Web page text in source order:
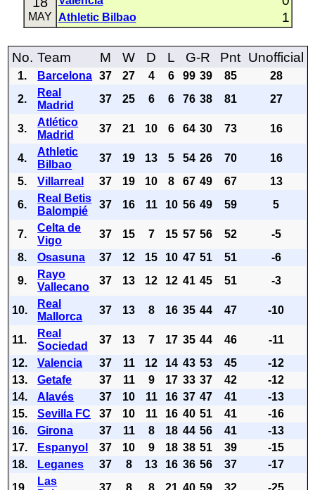
MAY Athletic Bilbao 1
No. Team M W D L G-R Pnt Unofficial
1. Barcelona 37 27 4 6 99 39 85
28
2.
Real
Madrid
37 25 6 6 76 38 81 27
3.
Atlético
Madrid
37 21 10 6 64 30 73 16
4.
Athletic
Bilbao
37 19 13 5 54 26 70
16
5.
Villarreal 37 19 10 8 67 49 67
13
6.
Real Betis
Balompié
37 16 11 10 56 49 59 5
7.
Celta de
Vigo
37 15 7 15 57 56 52
-5
8.
Osasuna 37 12 15 10 47 51 51
-6
9.
Rayo
Vallecano
37 13 12 12 41 45 51 -3
10.
Real
Mallorca
37 13 8 16 35 44 47 -10
11.
Real
Sociedad
37 13 7 17 35 44 46
-11
12.
Valencia 37 11 12 14 43 53 45
-12
13.
Getafe 37 11 9 17 33 37 42
-12
14.
Alavés 37 10 11 16 37 47 41
-13
15.
Sevilla FC 37 10 11 16 40 51 41
-16
16.
Girona 37 11 8 18 44 56 41
-13
17.
Espanyol 37 10 9 18 38 51 39
-15
18.
Leganes 37 8 13 16 36 56 37
-17
19.
Las
37 8 8 21 40 59 32 -25